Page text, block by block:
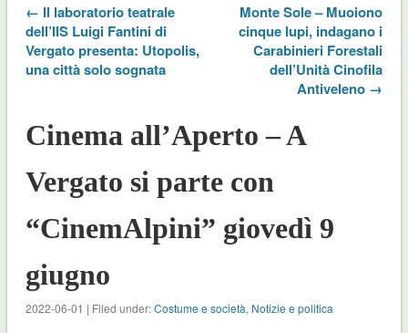
← Il laboratorio teatrale
dell’IIS Luigi Fantini di
Vergato presenta: Utopolis,
una città solo sognata
Monte Sole – Muoiono
cinque lupi, indagano i
Carabinieri Forestali
dell’Unità Cinofila
Antiveleno →
Cinema all’Aperto – A
Vergato si parte con
“CinemAlpini” giovedì 9
giugno
2022-06-01 | Filed under:Costume e società, Notizie e politica